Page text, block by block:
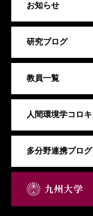
お知らせ
研究ブログ
教員一覧
人間環境学コロ
多分野連携プロ